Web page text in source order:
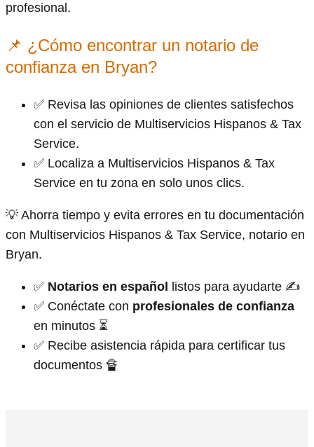
profesional.
📌 ¿Cómo encontrar un notario de
confianza en Bryan?
✅ Revisa las opiniones de clientes satisfechos
con el servicio de Multiservicios Hispanos & Tax
Service.
✅ Localiza a Multiservicios Hispanos & Tax
Service en tu zona en solo unos clics.
💡 Ahorra tiempo y evita errores en tu documentación
con Multiservicios Hispanos & Tax Service, notario en
Bryan.
✅ Notarios en español
listos para ayudarte ✍
✅ Conéctate con profesionales de confianza
en minutos ⏳
✅ Recibe asistencia rápida para certificar tus
documentos 🔏